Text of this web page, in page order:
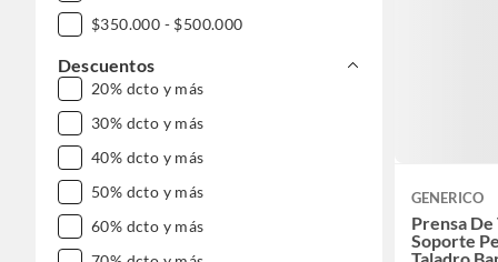
$350.000 - $500.000
$500.000 - $1.000.000
DESDE $1.000.000
Descuentos
20% dcto y más
30% dcto y más
40% dcto y más
50% dcto y más
60% dcto y más
GENERICO
Prensa
Soporte